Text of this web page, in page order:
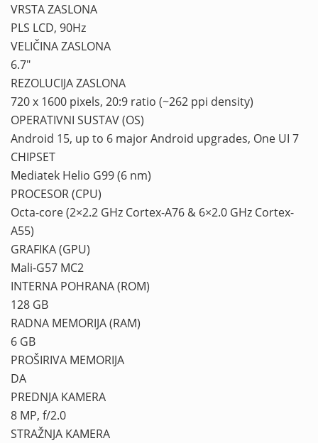
VRSTA ZASLONA
PLS LCD, 90Hz
VELIČINA ZASLONA
6.7″
REZOLUCIJA ZASLONA
720 x 1600 pixels, 20:9 ratio (~262 ppi density)
OPERATIVNI SUSTAV (OS)
Android 15, up to 6 major Android upgrades, One UI 7
CHIPSET
Mediatek Helio G99 (6 nm)
PROCESOR (CPU)
Octa-core (2×2.2 GHz Cortex-A76 & 6×2.0 GHz Cortex-
A55)
GRAFIKA (GPU)
Mali-G57 MC2
INTERNA POHRANA (ROM)
128 GB
RADNA MEMORIJA (RAM)
6 GB
PROŠIRIVA MEMORIJA
DA
PREDNJA KAMERA
8 MP, f/2.0
STRAŽNJA KAMERA